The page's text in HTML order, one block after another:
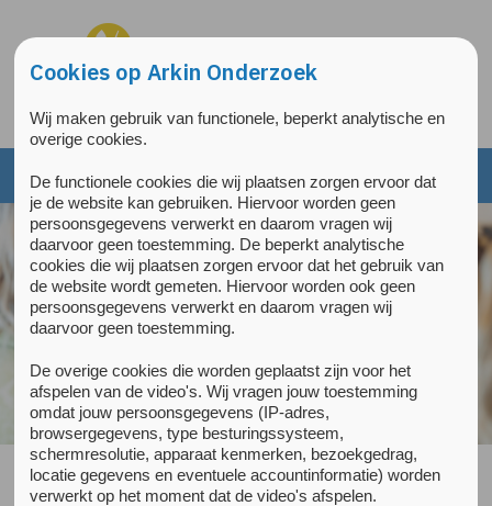
Cookies op Arkin Onderzoek
Wij maken gebruik van functionele, beperkt analytische en
overige cookies.
De functionele cookies die wij plaatsen zorgen ervoor dat
je de website kan gebruiken. Hiervoor worden geen
persoonsgegevens verwerkt en daarom vragen wij
daarvoor geen toestemming. De beperkt analytische
cookies die wij plaatsen zorgen ervoor dat het gebruik van
de website wordt gemeten. Hiervoor worden ook geen
persoonsgegevens verwerkt en daarom vragen wij
daarvoor geen toestemming.
De overige cookies die worden geplaatst zijn voor het
afspelen van de video's. Wij vragen jouw toestemming
omdat jouw persoonsgegevens (IP-adres,
browsergegevens, type besturingssysteem,
schermresolutie, apparaat kenmerken, bezoekgedrag,
locatie gegevens en eventuele accountinformatie) worden
verwerkt op het moment dat de video's afspelen.